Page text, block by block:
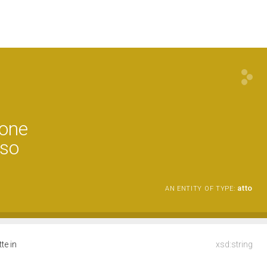
AN ENTITY OF TYPE: atto
xsd:string
in